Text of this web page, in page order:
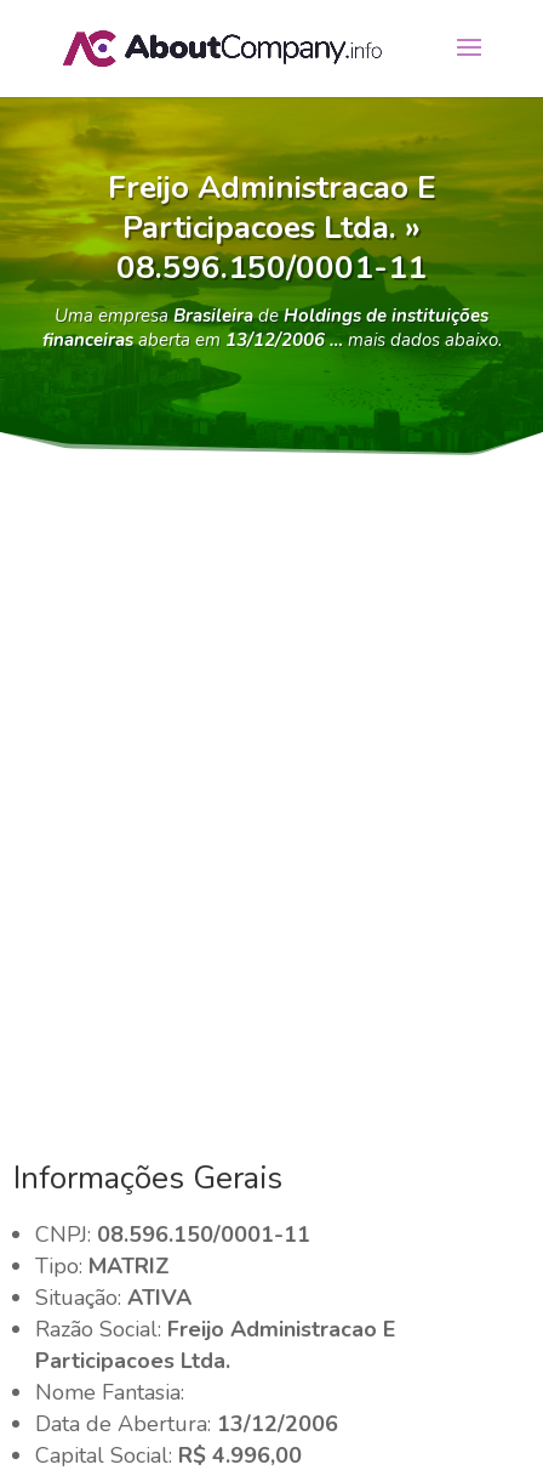
Freijo Administracao E
Participacoes Ltda. »
08.596.150/0001-11
Uma empresaBrasileiradeHoldings de instituições
financeirasaberta em 13/12/2006 …mais dados abaixo.
Informações Gerais
CNPJ: 08.596.150/0001-11
Tipo: MATRIZ
Situação:ATIVA
Razão Social: Freijo Administracao E
Participacoes Ltda.
Nome Fantasia:
Data de Abertura: 13/12/2006
Capital Social: R$ 4.996,00